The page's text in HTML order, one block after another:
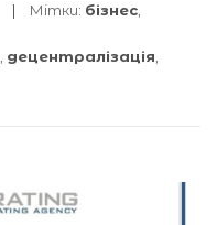
Мітки: бізнес
децентралізація